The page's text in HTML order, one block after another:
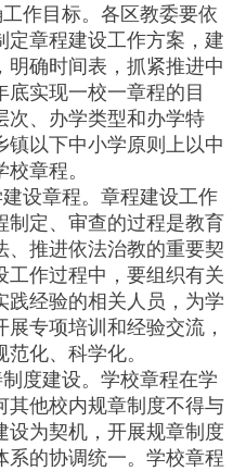
作目标。各区教委要依
定章程建设工作方案，建
明确时间表，抓紧推进中
底实现一校一章程的目
次、办学类型和办学特
镇以下中小学原则上以中
章程。
设章程。章程建设工作
制定、审查的过程是教育
、推进依法治教的重要契
工作过程中，要组织有关
践经验的相关人员，为学
专项培训和经验交流，
化、科学化。
度建设。学校章程在学
其他校内规章制度不得与
设为契机，开展规章制度
系的协调统一。学校章程